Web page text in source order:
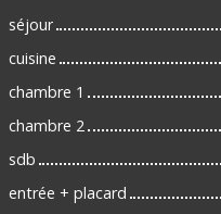
séjour
cuisine
chambre 1
chambre 2
sdb
entrée + placard